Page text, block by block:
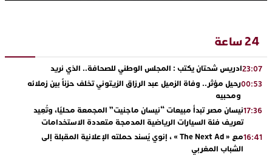
24 ساعة
23:07ادريس شحتان يكتب : المجلس الوطني للصحافة.. الذي نريد
00:53رحيل مؤثر.. وفاة الزميل عبد الرزاق الزيتوني تخلف حزناً بين زملائه
ومحبيه
17:36نيسان مصر تبدأ مبيعات “نيسان ماجنيت” المجمعة محليًا، وتُعِيد
تعريف فئة السيارات الرياضية المدمجة متعددة الاستخدامات
16:41
مع « The Next Ad » ، إنوي يُسند حملته الإعلانية المقبلة إلى
الشباب المغربي